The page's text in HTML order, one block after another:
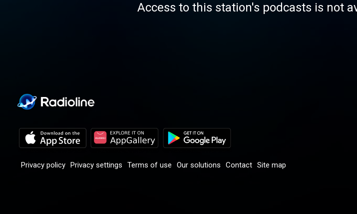
Access to this station's podcasts is not
Privacy policy Privacy settings Terms of use Our solutions Contact Site map